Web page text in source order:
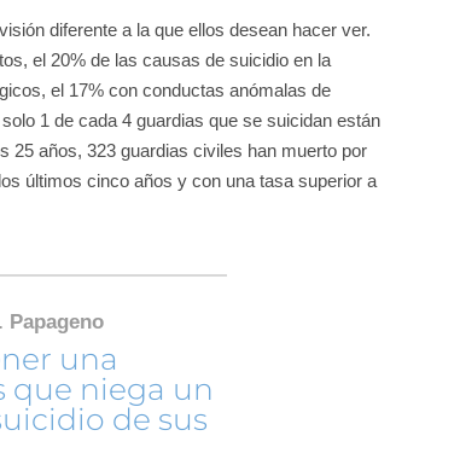
diferente a la que ellos desean hacer ver.
el 20% de las causas de suicidio en la
el 17% con conductas anómalas de
1 de cada 4 guardias que se suicidan están
25 años, 323 guardias civiles han muerto por
últimos cinco años y con una tasa superior a
una
que niega un
de sus